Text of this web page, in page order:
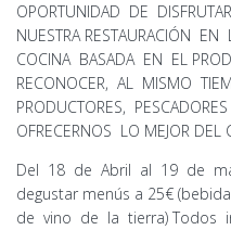
OPORTUNIDAD DE
NUESTRA RESTAURACIÓN
COCINA BASADA EN EL
RECONOCER, AL MISMO
PRODUCTORES,
OFRECERNOS LO MEJOR DEL
Del 18 de Abril al 19 de
degustar menús a 25€
de vino de la tierra) Todos